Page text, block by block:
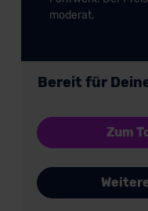
der EU erfolgt, erfolgt
DSGVO) oder wenn
Datenschutzklauseln
unserem
moderat.
Bereit für
Zum